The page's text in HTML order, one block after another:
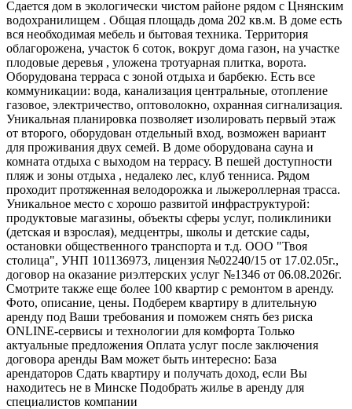
Сдается дом в экологически чистом районе рядом с Цнянским
водохранилищем . Общая площадь дома 202 кв.м. В доме есть
вся необходимая мебель и бытовая техника. Территория
облагорожена, участок 6 соток, вокруг дома газон, на участке
плодовые деревья , уложена тротуарная плитка, ворота.
Оборудована терраса с зоной отдыха и барбекю. Есть все
коммуникации: вода, канализация центральные, отопление
газовое, электричество, оптоволокно, охранная сигнализация.
Уникальная планировка позволяет изолировать первый этаж
от второго, оборудован отдельный вход, возможен вариант
для проживания двух семей. В доме оборудована сауна и
комната отдыха с выходом на террасу. В пешей доступности
пляж и зоны отдыха , недалеко лес, клуб тенниса. Рядом
проходит протяженная велодорожка и лыжероллерная трасса.
Уникальное место с хорошо развитой инфраструктурой:
продуктовые магазины, объекты сферы услуг, поликлиники
(детская и взрослая), медцентры, школы и детские сады,
остановки общественного транспорта и т.д. ООО "Твоя
столица", УНП 101136973, лицензия №02240/15 от 17.02.05г.,
договор на оказание риэлтерских услуг №1346 от 06.08.2026г.
Смотрите также еще более 100 квартир с ремонтом в аренду.
Фото, описание, цены. Подберем квартиру в длительную
аренду под Ваши требования и поможем снять без риска
ONLINE-сервисы и технологии для комфорта Только
актуальные предложения Оплата услуг после заключения
договора аренды Вам может быть интересно: База
арендаторов Сдать квартиру и получать доход, если Вы
находитесь не в Минске Подобрать жилье в аренду для
специалистов компании